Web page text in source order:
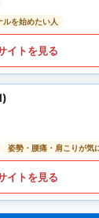
ルを始めたい人
イトを見る
姿勢・腰痛・肩こりが気
イトを見る